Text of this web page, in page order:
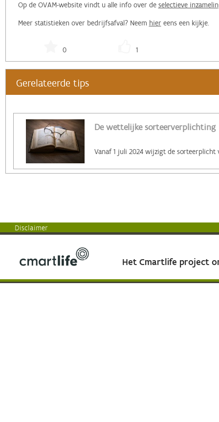
Op de OVAM-website vindt u alle info over de selectieve
Meer statistieken over bedrijfsafval? Neem hiereens een kijkje.
0 1
Gerelateerde tips
De wettelijke sorteerverplichting
Disclaimer
Het Cmartlife project